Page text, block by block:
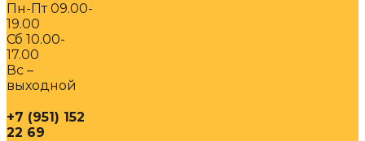
Пн-Пт 09.00-
19.00
Сб 10.00-
17.00
Вс –
выходной
+7 (951) 152
22 69